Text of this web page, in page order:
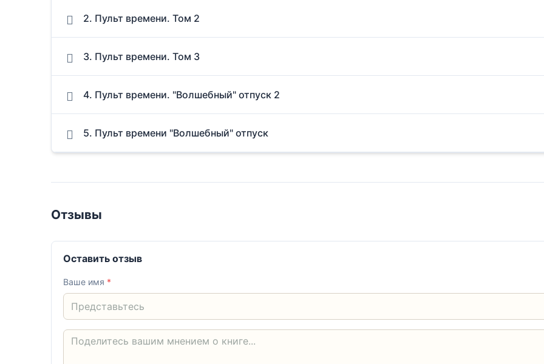
2. Пульт времени. Том 2
3. Пульт времени. Том 3
4. Пульт времени. "Волшебный" отпуск 2
5. Пульт времени "Волшебный" отпуск
Отзывы
Оставить отзыв
Ваше имя *